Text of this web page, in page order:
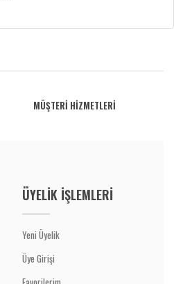
MÜŞTERİ HİZMETLERİ
ÜYELİK İŞLEMLERİ
Yeni Üyelik
Üye Girişi